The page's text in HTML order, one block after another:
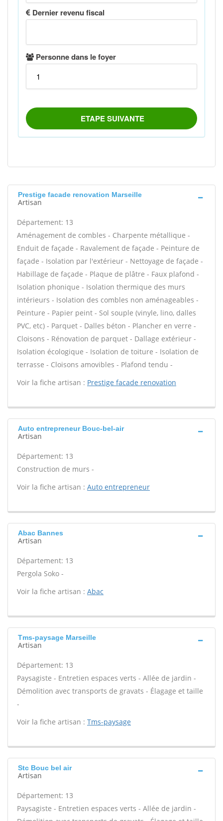
Prestige facade renovation Marseille
Artisan
Département: 13
Aménagement de combles - Charpente métallique -
Enduit de façade - Ravalement de façade - Peinture de
façade - Isolation par l'extérieur - Nettoyage de façade -
Habillage de façade - Plaque de plâtre - Faux plafond -
Isolation phonique - Isolation thermique des murs
intérieurs - Isolation des combles non aménageables -
Peinture - Papier peint - Sol souple (vinyle, lino, dalles
PVC, etc) - Parquet - Dalles béton - Plancher en verre -
Cloisons - Rénovation de parquet - Dallage extérieur -
Isolation écologique - Isolation de toiture - Isolation de
terrasse - Cloisons amovibles - Plafond tendu -
Voir la fiche artisan : Prestige facade renovation
Auto entrepreneur Bouc-bel-air
Artisan
Département: 13
Construction de murs -
Voir la fiche artisan : Auto entrepreneur
Abac Bannes
Artisan
Département: 13
Pergola Soko -
Voir la fiche artisan : Abac
Tms-paysage Marseille
Artisan
Département: 13
Paysagiste - Entretien espaces verts - Allée de jardin -
Démolition avec transports de gravats - Élagage et taille
-
Voir la fiche artisan : Tms-paysage
Stc Bouc bel air
Artisan
Département: 13
Paysagiste - Entretien espaces verts - Allée de jardin -